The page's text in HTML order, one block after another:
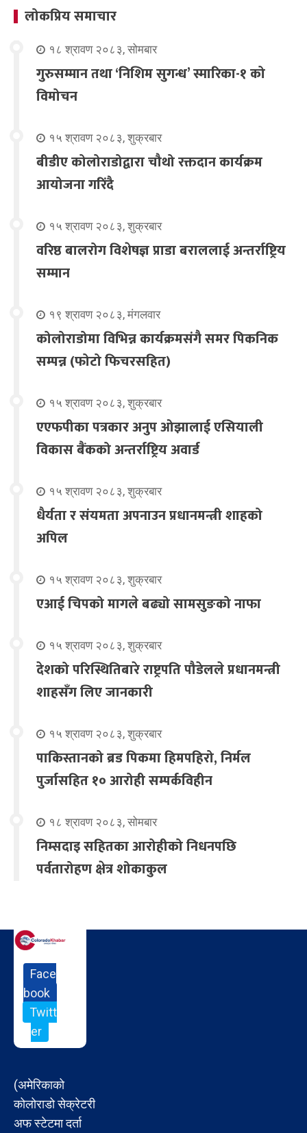
लोकप्रिय समाचार
१८ श्रावण २०८३, सोमबार
गुरुसम्मान तथा ‘निशिम सुगन्ध’ स्मारिका-१ को
विमोचन
१५ श्रावण २०८३, शुक्रबार
बीडीए कोलोराडोद्वारा चौथो रक्तदान कार्यक्रम
आयोजना गरिंदै
१५ श्रावण २०८३, शुक्रबार
वरिष्ठ बालरोग विशेषज्ञ प्राडा बराललाई अन्तर्राष्ट्रिय
सम्मान
१९ श्रावण २०८३, मंगलवार
कोलोराडोमा विभिन्न कार्यक्रमसंगै समर पिकनिक
सम्पन्न (फोटो फिचरसहित)
१५ श्रावण २०८३, शुक्रबार
एएफपीका पत्रकार अनुप ओझालाई एसियाली
विकास बैंकको अन्तर्राष्ट्रिय अवार्ड
१५ श्रावण २०८३, शुक्रबार
धैर्यता र संयमता अपनाउन प्रधानमन्त्री शाहको
अपिल
१५ श्रावण २०८३, शुक्रबार
एआई चिपको मागले बढ्यो सामसुङको नाफा
१५ श्रावण २०८३, शुक्रबार
देशको परिस्थितिबारे राष्ट्रपति पौडेलले प्रधानमन्त्री
शाहसँग लिए जानकारी
१५ श्रावण २०८३, शुक्रबार
पाकिस्तानको ब्रड पिकमा हिमपहिरो, निर्मल
पुर्जासहित १० आरोही सम्पर्कविहीन
१८ श्रावण २०८३, सोमबार
निम्सदाइ सहितका आरोहीको निधनपछि
पर्वतारोहण क्षेत्र शोकाकुल
Face
book
Twitt
er
(अमेरिकाको
कोलोराडो सेक्रेटरी
अफ स्टेटमा दर्ता